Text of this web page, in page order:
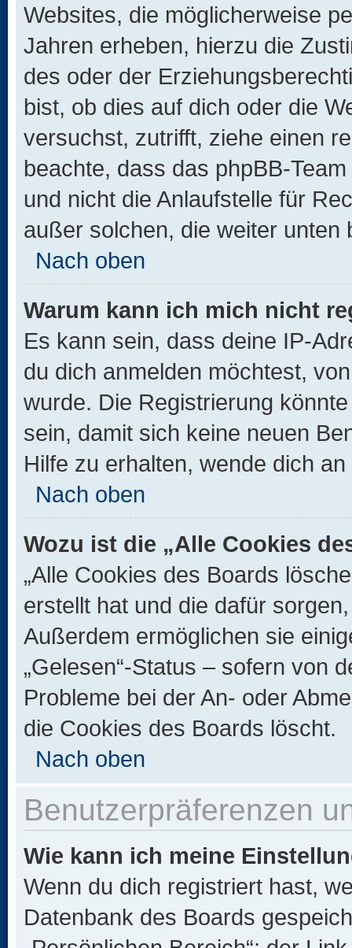
Websites, die möglicherweise
Jahren erheben, hierzu die
des oder der
bist, ob dies auf dich oder die
versuchst, zutrifft, ziehe einen
beachte, dass das phpBB-
und nicht die Anlaufstelle für
außer solchen, die weiter unten
Nach oben
Warum kann ich mich nicht
Es kann sein, dass deine IP-
du dich anmelden möchtest,
wurde. Die Registrierung
sein, damit sich keine neuen
Hilfe zu erhalten, wende dich
Nach oben
Wozu ist die „Alle Cookies
„Alle Cookies des Boards
erstellt hat und die dafür
Außerdem ermöglichen sie
„Gelesen“-Status – sofern von
Probleme bei der An- oder
die Cookies des Boards löscht.
Nach oben
Benutzerpräferenzen
Wie kann ich meine
Wenn du dich registriert hast,
Datenbank des Boards